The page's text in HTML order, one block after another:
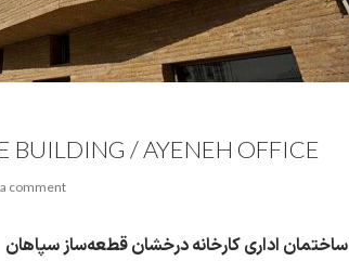
BUILDING / AYENEH OFFICE
comment
ساختمان اداری کارخانه درخشان قطعه‌ساز سپاهان